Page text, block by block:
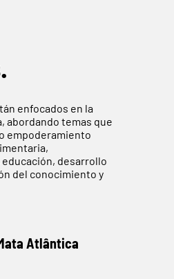
enfocados en la
abordando temas que
empoderamiento
desarrollo
del conocimiento y
Atlântica